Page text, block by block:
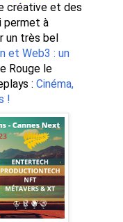
créative et des
permet à
un très bel
et Web3 : un
Rouge le
: Cinéma,
!